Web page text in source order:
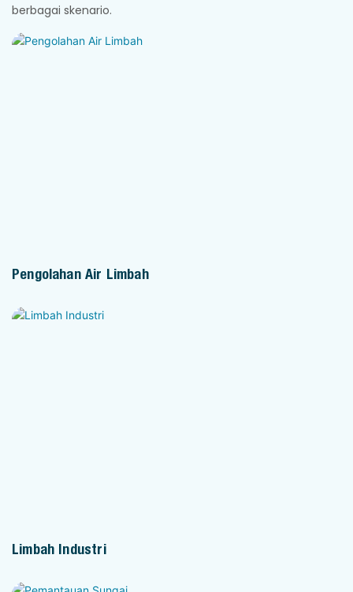
berbagai skenario.
Pengolahan Air Limbah
Limbah Industri